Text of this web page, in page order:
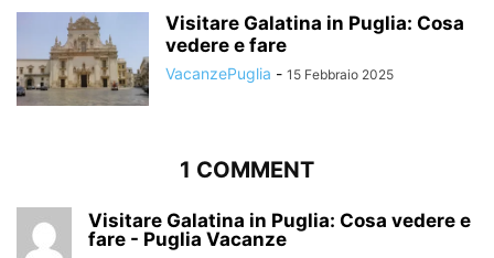
Visitare Galatina in Puglia: Cosa
vedere e fare
VacanzePuglia - 15 Febbraio 2025
1 COMMENT
Visitare Galatina in Puglia: Cosa vedere e
fare - Puglia Vacanze